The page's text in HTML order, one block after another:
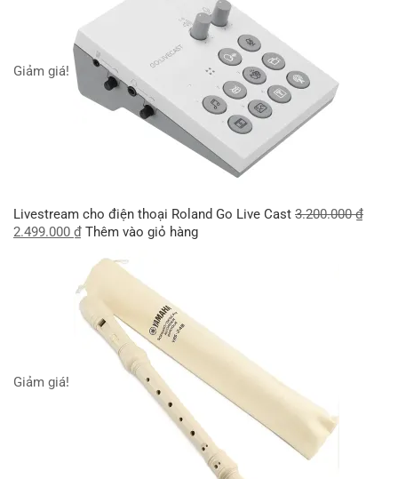
Giảm giá!
Livestream cho điện thoại Roland Go Live Cast 3.200.000₫
2.499.000 ₫ Thêm vào giỏ hàng
Giảm giá!